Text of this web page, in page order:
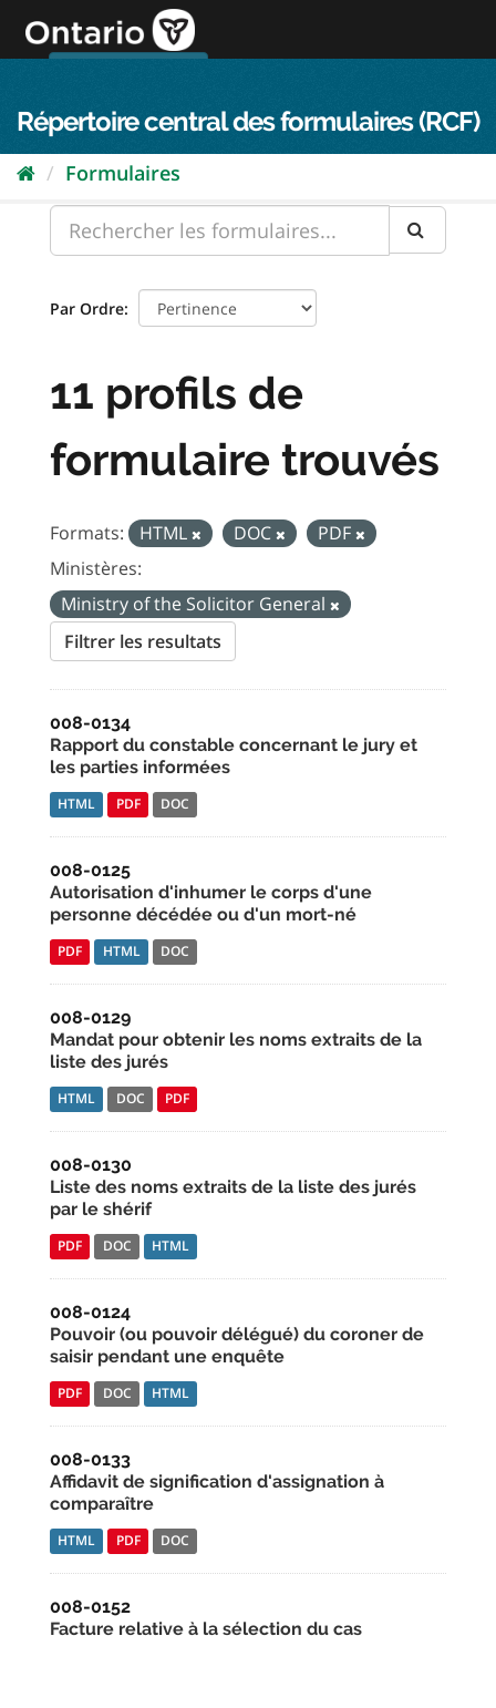
directement
au
Répertoire central des formulaires (RCF)
Formulaires
Par Ordre
11 profils de
formulaire trouvés
Formats: HTML DOC
PDF
Ministères:
Ministry of the Solicitor General
Filtrer les resultats
008-0134
Rapport du constable concernant le jury et
les parties informées
HTML PDF DOC
008-0125
Autorisation d'inhumer le corps d'une
personne décédée ou d'un mort-né
PDF HTML DOC
008-0129
Mandat pour obtenir les noms extraits de la
liste des jurés
HTML DOC PDF
008-0130
Liste des noms extraits de la liste des jurés
par le shérif
PDF DOC HTML
008-0124
Pouvoir (ou pouvoir délégué) du coroner de
saisir pendant une enquête
PDF DOC HTML
008-0133
Affidavit de signification d'assignation à
comparaître
HTML PDF DOC
008-0152
Facture relative à la sélection du cas